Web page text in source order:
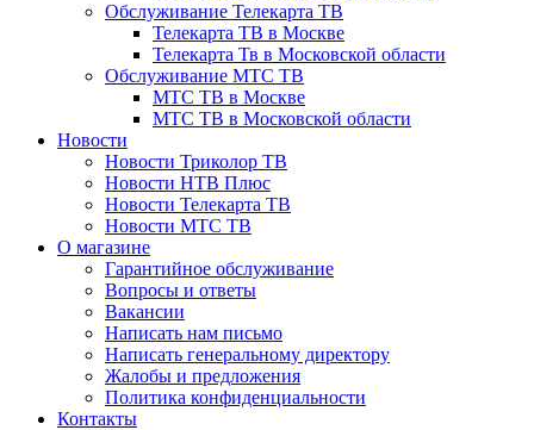
Обслуживание Телекарта ТВ
Телекарта ТВ в Москве
Телекарта Тв в Московской области
Обслуживание МТС ТВ
МТС ТВ в Москве
МТС ТВ в Московской области
Новости
Новости Триколор ТВ
Новости НТВ Плюс
Новости Телекарта ТВ
Новости МТС ТВ
О магазине
Гарантийное обслуживание
Вопросы и ответы
Вакансии
Написать нам письмо
Написать генеральному директору
Жалобы и предложения
Политика конфиденциальности
Контакты